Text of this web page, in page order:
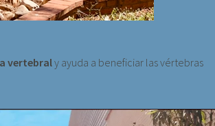
vertebraly ayuda a beneficiar las vértebras